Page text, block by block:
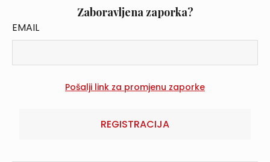
Zaboravljena zaporka?
EMAIL
REGISTRACIJA